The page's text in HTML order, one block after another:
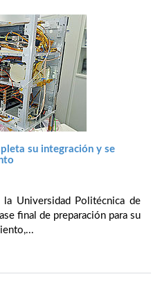
su integración y se
Universidad Politécnica de
final de preparación para su